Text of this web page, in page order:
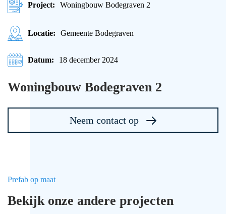
Woningbouw Bodegraven 2
Neem contact op
Project: Woningbouw Bodegraven 2
Locatie: Gemeente Bodegraven
Datum: 18 december 2024
Prefab op maat
Bekijk onze andere projecten